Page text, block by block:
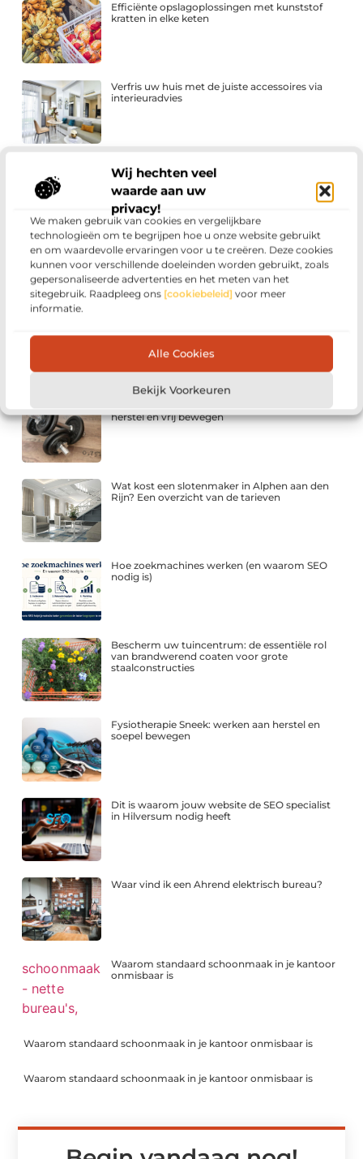
Wij hechten veel
waarde aan uw
privacy!
We maken gebruik van cookies en vergelijkbare
technologieën om te begrijpen hoe u onze website gebruikt
en om waardevolle ervaringen voor u te creëren. Deze cookies
kunnen voor verschillende doeleinden worden gebruikt, zoals
gepersonaliseerde advertenties en het meten van het
sitegebruik. Raadpleeg ons [cookiebeleid] voor meer
informatie.
Alle Cookies
Bekijk Voorkeuren
Efficiënte opslagoplossingen met kunststof
kratten in elke keten
Verfris uw huis met de juiste accessoires via
interieuradvies
Infrarood panelen kopen: waar moet je op
letten?
Kies de juiste pooltafel voor thuis
zoekmachineoptimalisatie: van basisprincipes
tot uitvoering
herstel en vrij bewegen
Wat kost een slotenmaker in Alphen aan den
Rijn? Een overzicht van de tarieven
Hoe zoekmachines werken (en waarom SEO
nodig is)
Bescherm uw tuincentrum: de essentiële rol
van brandwerend coaten voor grote
staalconstructies
Fysiotherapie Sneek: werken aan herstel en
soepel bewegen
Dit is waarom jouw website de SEO specialist
in Hilversum nodig heeft
Waar vind ik een Ahrend elektrisch bureau?
Waarom standaard schoonmaak in je kantoor
onmisbaar is
Waarom standaard schoonmaak in je kantoor onmisbaar is
Waarom standaard schoonmaak in je kantoor onmisbaar is